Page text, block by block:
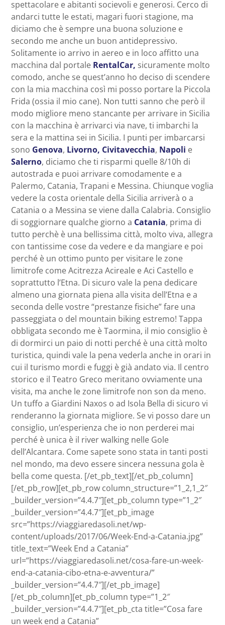
spettacolare e abitanti socievoli e generosi. Cerco di
andarci tutte le estati, magari fuori stagione, ma
diciamo che è sempre una buona soluzione e
secondo me anche un buon antidepressivo.
Solitamente io arrivo in aereo e in loco affitto una
macchina dal portale RentalCar, sicuramente molto
comodo, anche se quest’anno ho deciso di scendere
con la mia macchina così mi posso portare la Piccola
Frida (ossia il mio cane). Non tutti sanno che però il
modo migliore meno stancante per arrivare in Sicilia
con la macchina è arrivarci via nave, ti imbarchi la
sera e la mattina sei in Sicilia. I punti per imbarcarsi
sono Genova, Livorno, Civitavecchia, Napoli e
Salerno, diciamo che ti risparmi quelle 8/10h di
autostrada e puoi arrivare comodamente e a
Palermo, Catania, Trapani e Messina. Chiunque voglia
vedere la costa orientale della Sicilia arriverà o a
Catania o a Messina se viene dalla Calabria. Consiglio
di soggiornare qualche giorno a Catania, prima di
tutto perchè è una bellissima città, molto viva, allegra
con tantissime cose da vedere e da mangiare e poi
perché è un ottimo punto per visitare le zone
limitrofe come Acitrezza Acireale e Aci Castello e
soprattutto l’Etna. Di sicuro vale la pena dedicare
almeno una giornata piena alla visita dell’Etna e a
seconda delle vostre “prestanze fisiche” fare una
passeggiata o del mountain biking estremo! Tappa
obbligata secondo me è Taormina, il mio consiglio è
di dormirci un paio di notti perché è una città molto
turistica, quindi vale la pena vederla anche in orari in
cui il turismo mordi e fuggi è già andato via. Il centro
storico e il Teatro Greco meritano ovviamente una
visita, ma anche le zone limitrofe non son da meno.
Un tuffo a Giardini Naxos o ad Isola Bella di sicuro vi
renderanno la giornata migliore. Se vi posso dare un
consiglio, un’esperienza che io non perderei mai
perché è unica è il river walking nelle Gole
dell’Alcantara. Come sapete sono stata in tanti posti
nel mondo, ma devo essere sincera nessuna gola è
bella come questa. [/et_pb_text][/et_pb_column]
[/et_pb_row][et_pb_row column_structure=”1_2,1_2″
_builder_version=”4.4.7″][et_pb_column type=”1_2″
_builder_version=”4.4.7″][et_pb_image
src=”https://viaggiaredasoli.net/wp-
content/uploads/2017/06/Week-End-a-Catania.jpg”
title_text=”Week End a Catania”
url=”https://viaggiaredasoli.net/cosa-fare-un-week-
end-a-catania-cibo-etna-e-avventura/”
_builder_version=”4.4.7″][/et_pb_image]
[/et_pb_column][et_pb_column type=”1_2″
_builder_version=”4.4.7″][et_pb_cta title=”Cosa fare
un week end a Catania”